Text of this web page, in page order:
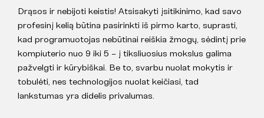
Drąsos ir nebijoti keistis! Atsisakyti įsitikinimo, kad savo
profesinį kelią būtina pasirinkti iš pirmo karto, suprasti,
kad programuotojas nebūtinai reiškia žmogų, sėdintį prie
kompiuterio nuo 9 iki 5 – į tiksliuosius mokslus galima
pažvelgti ir kūrybiškai. Be to, svarbu nuolat mokytis ir
tobulėti, nes technologijos nuolat keičiasi, tad
lankstumas yra didelis privalumas.